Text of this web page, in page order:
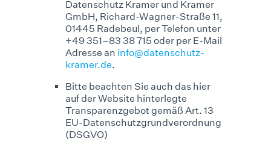
Datenschutz Kramer und Kramer
GmbH, Richard-Wagner-Straße 11,
01445 Radebeul, per Telefon unter
+49 351–83 38 715 oder per E-Mail
Adresse an info@datenschutz-
kramer.de.
Bitte beachten Sie auch das hier
auf der Website hinterlegte
Transparenzgebot gemäß Art. 13
EU-Datenschutzgrundverordnung
(DSGVO)